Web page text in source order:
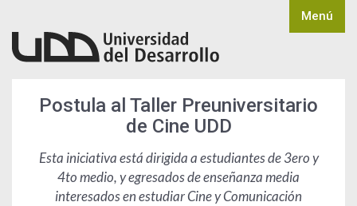
Menú
Postula al Taller Preuniversitario
de Cine UDD
Esta iniciativa está dirigida a estudiantes de 3ero y
4to medio, y egresados de enseñanza media
interesados en estudiar Cine y Comunicación